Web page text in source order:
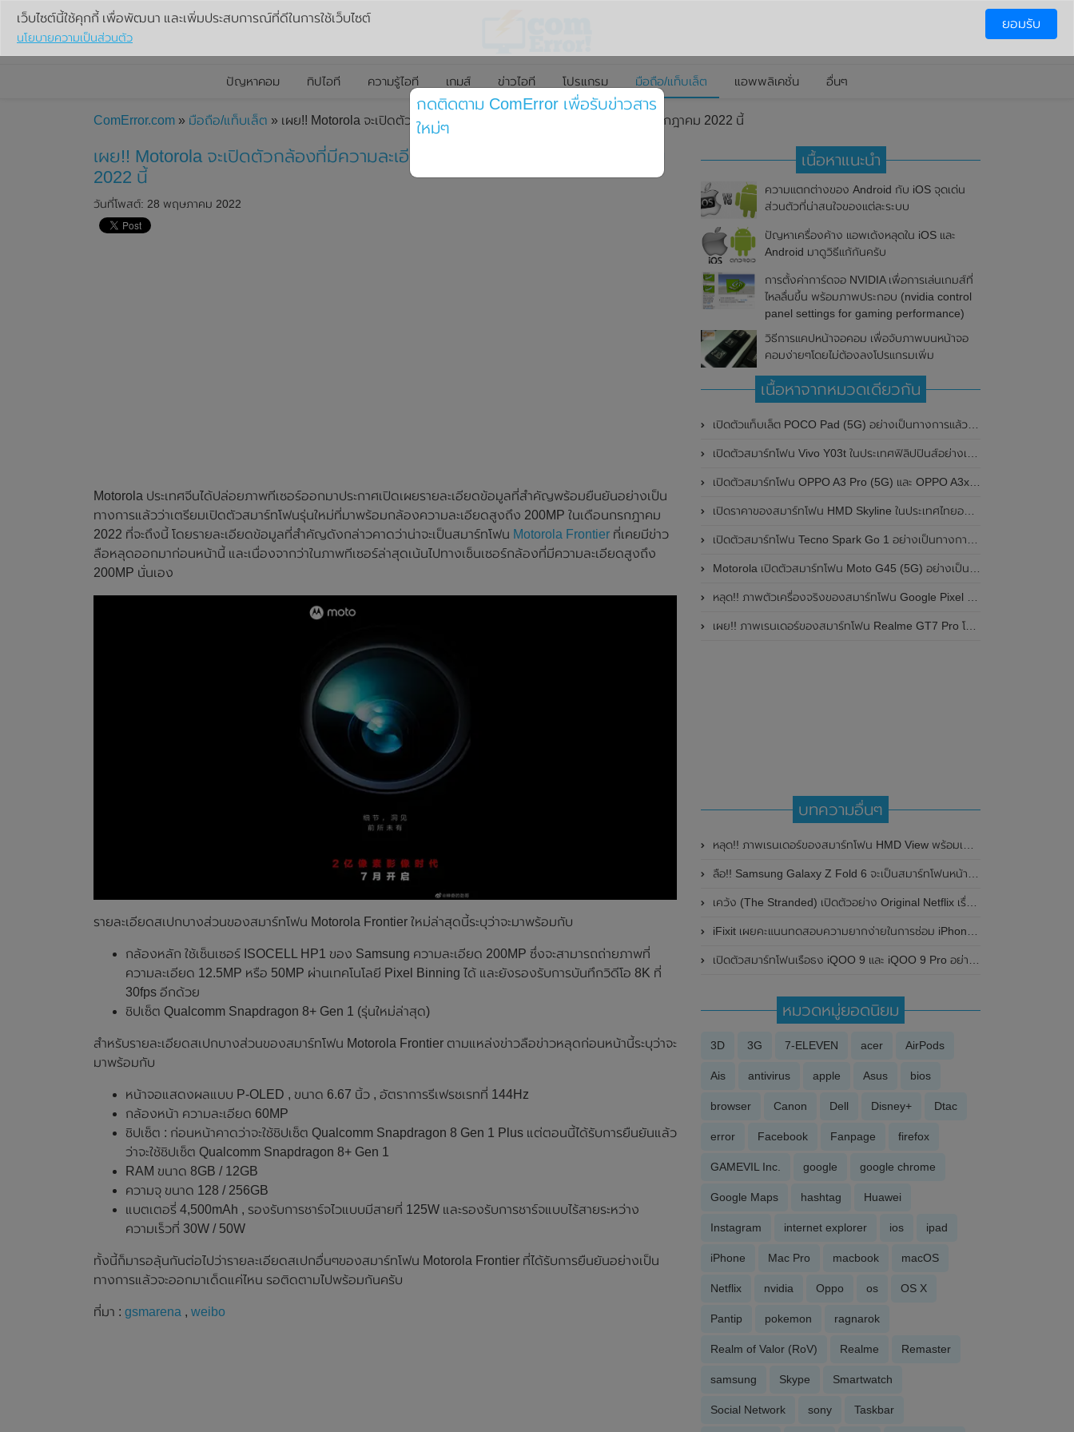
ปัญหาคอม ทิปไอที ความรู้ไอที เกมส์ ข่าวไอที โปรแกรม มือถือ/แท็บเล็ต แอพพลิเคชั่น อื่นๆ
ComError.com » มือถือ/แท็บเล็ต » เผย!! Motorola จะเปิดตัวกล้องที่มีความละเอียดสูงถึง 200MP ในเดือนกรกฎาคม 2022 นี้
เผย!! Motorola จะเปิดตัวกล้องที่มีความละเอียดสูงถึง 200MP ในเดือนกรกฎาคม
2022 นี้
วันที่โพสต์: 28 พฤษภาคม 2022
Motorola ประเทศจีนได้ปล่อยภาพทีเซอร์ออกมาประกาศเปิดเผยรายละเอียดข้อมูลที่สำคัญพร้อมยืนยันอย่างเป็น
ทางการแล้วว่าเตรียมเปิดตัวสมาร์ทโฟนรุ่นใหม่ที่มาพร้อมกล้องความละเอียดสูงถึง 200MP ในเดือนกรกฎาคม
2022 ที่จะถึงนี้ โดยรายละเอียดข้อมูลที่สำคัญดังกล่าวคาดว่าน่าจะเป็นสมาร์ทโฟน Motorola Frontier ที่เคยมีข่าว
ลือหลุดออกมาก่อนหน้านี้ และเนื่องจากว่าในภาพทีเซอร์ล่าสุดเน้นไปทางเซ็นเซอร์กล้องที่มีความละเอียดสูงถึง
200MP นั่นเอง
รายละเอียดสเปกบางส่วนของสมาร์ทโฟน Motorola Frontier ใหม่ล่าสุดนี้ระบุว่าจะมาพร้อมกับ
กล้องหลัก ใช้เซ็นเซอร์ ISOCELL HP1 ของ Samsung ความละเอียด 200MP ซึ่งจะสามารถถ่ายภาพที่
ความละเอียด 12.5MP หรือ 50MP ผ่านเทคโนโลยี Pixel Binning ได้ และยังรองรับการบันทึกวิดีโอ 8K ที่
30fps อีกด้วย
ชิปเซ็ต Qualcomm Snapdragon 8+ Gen 1 (รุ่นใหม่ล่าสุด)
สำหรับรายละเอียดสเปกบางส่วนของสมาร์ทโฟน Motorola Frontier ตามแหล่งข่าวลือข่าวหลุดก่อนหน้านี้ระบุว่าจะ
มาพร้อมกับ
หน้าจอแสดงผลแบบ P-OLED , ขนาด 6.67 นิ้ว , อัตราการรีเฟรชเรทที่ 144Hz
กล้องหน้า ความละเอียด 60MP
ชิปเซ็ต : ก่อนหน้าคาดว่าจะใช้ชิปเซ็ต Qualcomm Snapdragon 8 Gen 1 Plus แต่ตอนนี้ได้รับการยืนยันแล้ว
ว่าจะใช้ชิปเซ็ต Qualcomm Snapdragon 8+ Gen 1
RAM ขนาด 8GB / 12GB
ความจุ ขนาด 128 / 256GB
แบตเตอรี่ 4,500mAh , รองรับการชาร์จไวแบบมีสายที่ 125W และรองรับการชาร์จแบบไร้สายระหว่าง
ความเร็วที่ 30W / 50W
ทั้งนี้ก็มารอลุ้นกันต่อไปว่ารายละเอียดสเปกอื่นๆของสมาร์ทโฟน Motorola Frontier ที่ได้รับการยืนยันอย่างเป็น
ทางการแล้วจะออกมาเด็ดแค่ไหน รอติดตามไปพร้อมกันครับ
ที่มา : gsmarena , weibo
เนื้อหาแนะนำ
ความแตกต่างของ Android กับ iOS จุดเด่น
ส่วนตัวที่น่าสนใจของแต่ละระบบ
ปัญหาเครื่องค้าง แอพเด้งหลุดใน iOS และ
Android มาดูวิธีแก้กันครับ
การตั้งค่าการ์ดจอ NVIDIA เพื่อการเล่นเกมส์ที่
ไหลลื่นขึ้น พร้อมภาพประกอบ (nvidia control
panel settings for gaming performance)
วิธีการแคปหน้าจอคอม เพื่อจับภาพบนหน้าจอ
คอมง่ายๆโดยไม่ต้องลงโปรแกรมเพิ่ม
เนื้อหาจากหมวดเดียวกัน
เปิดตัวแท็บเล็ต POCO Pad (5G) อย่างเป็นทางการแล้วในประเทศอินเดีย มาพร้อมชิปเซ็ต Snapdragon 7s Gen 2 ของ Qualcomm และรองรับเครือข่าย 5G
เปิดตัวสมาร์ทโฟน Vivo Y03t ในประเทศฟิลิปปินส์อย่างเป็นทางการแล้ว มาพร้อมชิปเซ็ต Unisoc T612 , กล้องหลัง ความละเอียด 13MP , แบตเตอรี่ 5,000mAh และหน้าจอแสดงผล LCD / 90Hz
เปิดตัวสมาร์ทโฟน OPPO A3 Pro (5G) และ OPPO A3x ในประเทศไทยอย่างเป็นทางการแล้ว ในราคาเริ่มต้นเพียง 3,999 บาท
เปิดราคาของสมาร์ทโฟน HMD Skyline ในประเทศไทยอย่างเป็นทางการแล้ว ราคา 14,990 บาท
เปิดตัวสมาร์ทโฟน Tecno Spark Go 1 อย่างเป็นทางการแล้ว มาพร้อมหน้าจอแสดงผล LCD / 120Hz , แบตเตอรี่ 5,000mAh และใช้ชิปเซ็ต Unisoc
Motorola เปิดตัวสมาร์ทโฟน Moto G45 (5G) อย่างเป็นทางการแล้วในอินเดีย
หลุด!! ภาพตัวเครื่องจริงของสมาร์ทโฟน Google Pixel 9a โชว์ดีไซน์ใหม่ กล้องหลังแบนราบ ไม่มีกรอบของกล้องแล้ว
เผย!! ภาพเรนเดอร์ของสมาร์ทโฟน Realme GT7 Pro โชว์ให้เห็นดีไซน์ใหม่ พร้อมเผยรายละเอียดสเปกที่สำคัญบางส่วน
บทความอื่นๆ
หลุด!! ภาพเรนเดอร์ของสมาร์ทโฟน HMD View พร้อมเผยรายละเอียดสเปก ลุ้นเปิดตัวเร็วๆนี้
ลือ!! Samsung Galaxy Z Fold 6 จะเป็นสมาร์ทโฟนหน้าจอพับได้ที่บางที่สุดเท่าที่เคยมีมา
เคว้ง (The Stranded) เปิดตัวอย่าง Original Netflix เรื่องแรกของไทย
iFixit เผยคะแนนทดสอบความยากง่ายในการซ่อม iPhone SE พบว่าซ่อมไม่ยาก
เปิดตัวสมาร์ทโฟนเรือธง iQOO 9 และ iQOO 9 Pro อย่างเป็นทางการ มาพร้อมชิปเซ็ต Snapdragon 8 Gen 1 ตัวใหม่ล่าสุด
หมวดหมู่ยอดนิยม
3D 3G 7-ELEVEN acer AirPods
Ais antivirus apple Asus bios
browser Canon Dell Disney+ Dtac
error Facebook Fanpage firefox
GAMEVIL Inc. google google chrome
Google Maps hashtag Huawei
Instagram internet explorer ios ipad
iPhone Mac Pro macbook macOS
Netflix nvidia Oppo os OS X
Pantip pokemon ragnarok
Realm of Valor (RoV) Realme Remaster
samsung Skype Smartwatch
Social Network sony Taskbar
เว็บไซต์นี้ใช้คุกกี้ เพื่อพัฒนา และเพิ่มประสบการณ์ที่ดีในการใช้เว็บไซต์
นโยบายความเป็นส่วนตัว
ยอมรับ
กดติดตาม ComError เพื่อรับข่าวสาร
ใหม่ๆ